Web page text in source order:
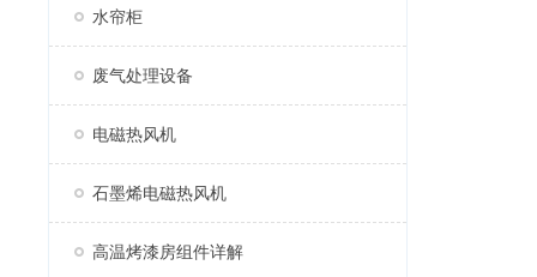
水帘柜
废气处理设备
电磁热风机
石墨烯电磁热风机
高温烤漆房组件详解